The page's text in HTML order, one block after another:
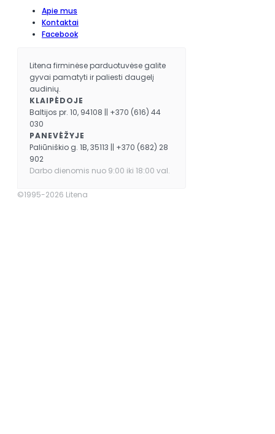
Apie mus
Kontaktai
Facebook
Litena firminėse parduotuvėse galite
gyvai pamatyti ir paliesti daugelį
audinių.
KLAIPĖDOJE
Baltijos pr. 10, 94108 || +370 (616) 44
030
PANEVĖŽYJE
Paliūniškio g. 1B, 35113 || +370 (682) 28
902
Darbo dienomis nuo 9:00 iki 18:00 val.
©1995-2026 Litena